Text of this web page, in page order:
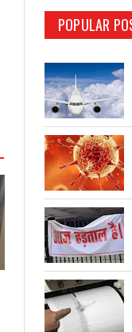
POPULAR
TEST PAGE